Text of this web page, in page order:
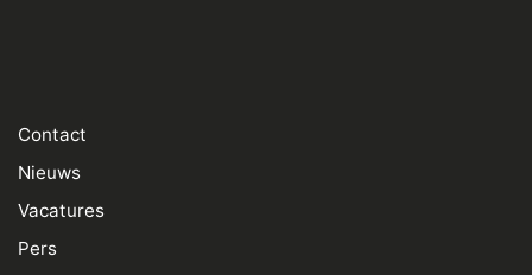
Contact
Nieuws
Vacatures
Pers